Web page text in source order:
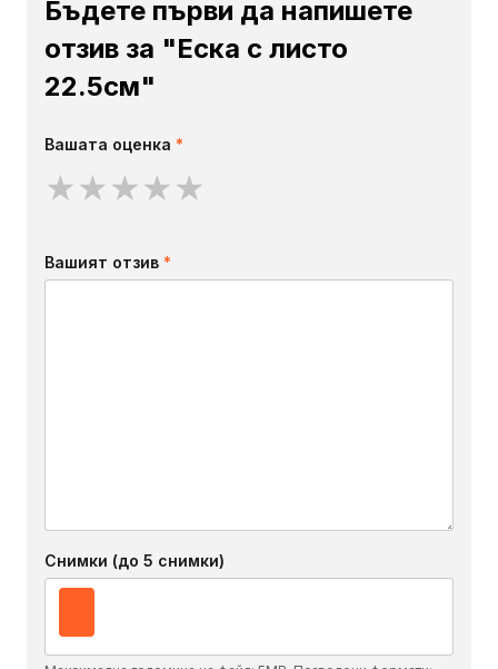
Бъдете първи да напишете
отзив за "Еска с листо
22.5см"
Вашата оценка *
★★★★★
Вашият отзив *
Снимки (до 5 снимки)